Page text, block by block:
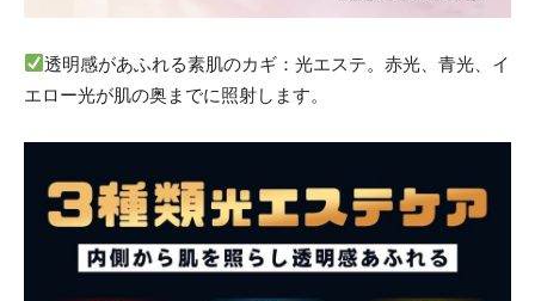
透明感があふれる素肌のカギ：光エステ。赤光、青光、イ
エロー光が肌の奥までに照射します。